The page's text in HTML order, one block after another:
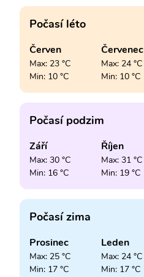
Počasí léto
Červen
Max: 23 °C
Min: 10 °C
Červenec
Max: 24 °C
Min: 10 °C
Počasí podzim
Září
Max: 30 °C
Min: 16 °C
Říjen
Max: 31 °C
Min: 19 °C
Počasí zima
Prosinec
Max: 25 °C
Min: 17 °C
Leden
Max: 24 °C
Min: 17 °C